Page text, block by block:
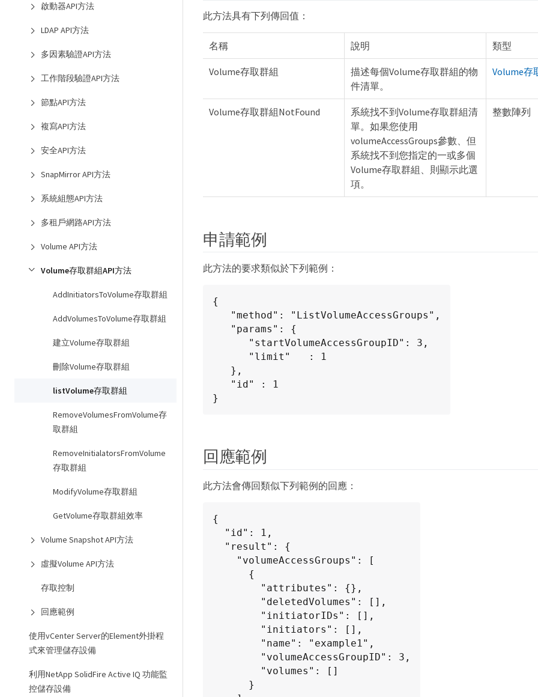
啟動器API方法
LDAP API方法
多因素驗證API方法
工作階段驗證API方法
節點API方法
複寫API方法
安全API方法
SnapMirror API方法
系統組態API方法
多租戶網路API方法
Volume API方法
Volume存取群組API方法
AddInitiatorsToVolume存取群組
AddVolumesToVolume存取群組
建立Volume存取群組
刪除Volume存取群組
listVolume存取群組
RemoveVolumesFromVolume存
取群組
RemoveInitialatorsFromVolume
存取群組
ModifyVolume存取群組
GetVolume存取群組效率
Volume Snapshot API方法
虛擬Volume API方法
存取控制
回應範例
使用vCenter Server的Element外掛程
式來管理儲存設備
利用NetApp SolidFire Active IQ 功能監
控儲存設備
此方法具有下列傳回值：
名稱 說明 類型
Volume存取群組
描述每個Volume存取群組的物
件清單。
Volume存
Volume存取群組NotFound
系統找不到Volume存取群組清
單。如果您使用
volumeAccessGroups參數、但
系統找不到您指定的一或多個
Volume存取群組、則顯示此選
項。
整數陣列
申請範例
此方法的要求類似於下列範例：
{
}
回應範例
此方法會傳回類似下列範例的回應：
{